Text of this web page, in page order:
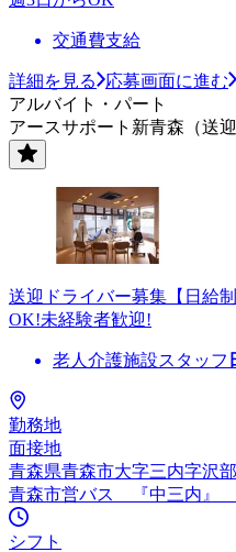
交通費支給
詳細を見る
応募画面に進む
アルバイト・パート
アースサポート新青森（送
送迎ドライバー募集【日給
OK!未経験者歓迎!
老人介護施設スタッフ
勤務地
面接地
青森県青森市大字三内字沢
青森市営バス 『中三内』
シフト